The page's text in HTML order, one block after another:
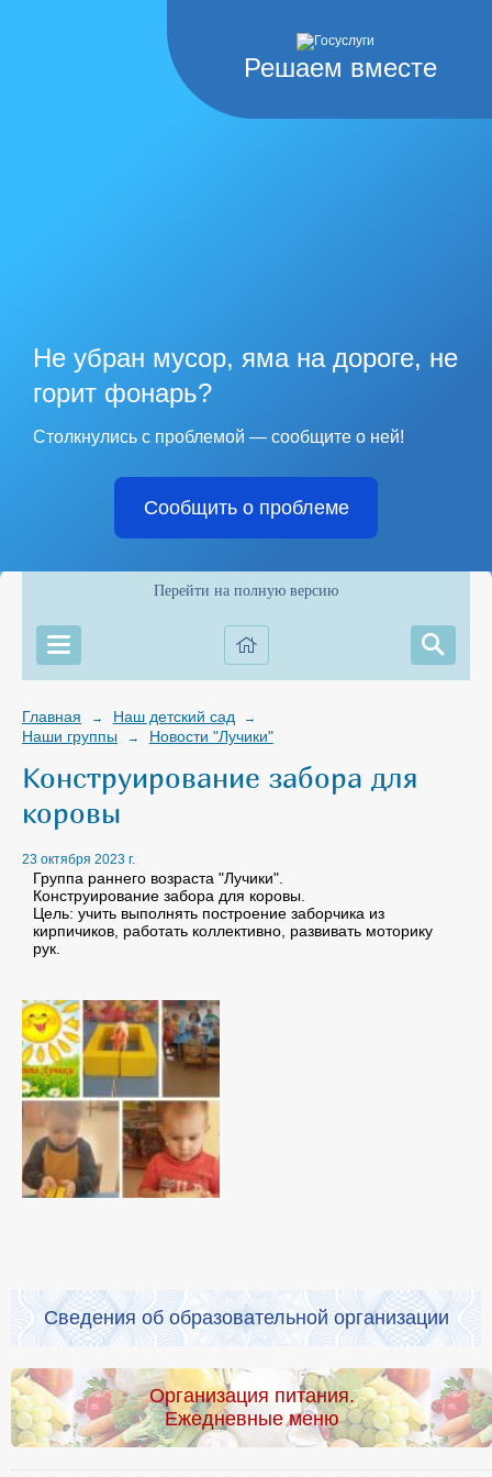
Решаем вместе
Не убран мусор, яма на дороге, не
горит фонарь?
Столкнулись с проблемой — сообщите о ней!
Сообщить о проблеме
Перейти на полную версию
Главная → Наш детский сад →
Наши группы → Новости "Лучики"
Конструирование забора для
коровы
23 октября 2023 г.
Группа раннего возраста "Лучики".
Конструирование забора для коровы.
Цель: учить выполнять построение заборчика из
кирпичиков, работать коллективно, развивать моторику
рук.
Сведения об образовательной организации
Организация питания.
Ежедневные меню